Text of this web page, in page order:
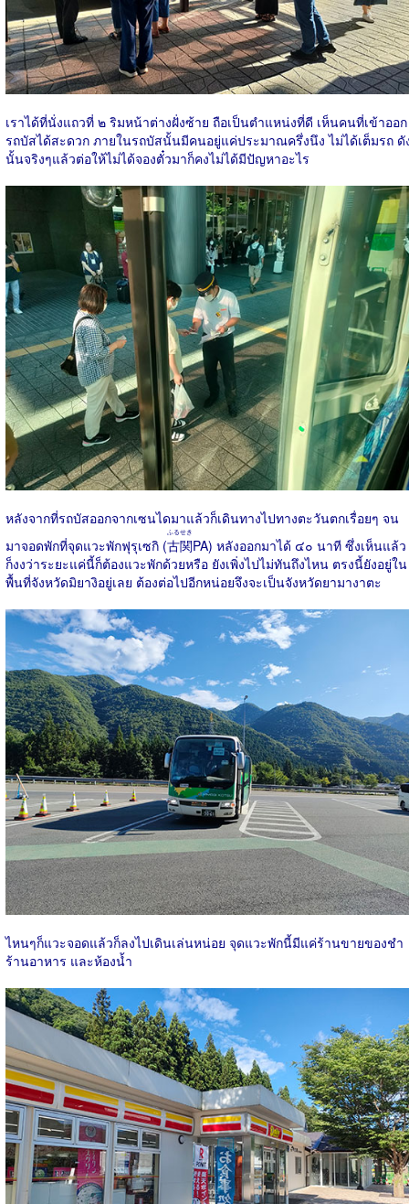
เราได้ที่นั่งแถวที่ ๒ ริมหน้าต่างฝั่งซ้าย ถือเป็นตำแหน่งที่ดี เห็นคนที่เข้าออก
รถบัสได้สะดวก ภายในรถบัสนั้นมีคนอยู่แค่ประมาณครึ่งนึง ไม่ได้เต็มรถ ดั
นั้นจริงๆแล้วต่อให้ไม่ได้จองตั๋วมาก็คงไม่ได้มีปัญหาอะไร
หลังจากที่รถบัสออกจากเซนไดมาแล้วก็เดินทางไปทางตะวันตกเรื่อยๆ จน
มาจอดพักที่จุดแวะพักฟุรุเซกิ (古関
ふるせき
PA) หลังออกมาได้ ๔๐ นาที ซึ่งเห็นแล้ว
ก็งงว่าระยะแค่นี้ก็ต้องแวะพักด้วยหรือ ยังเพิ่งไปไม่ทันถึงไหน ตรงนี้ยังอยู่ใน
พื้นที่จังหวัดมิยางิอยู่เลย ต้องต่อไปอีกหน่อยจึงจะเป็นจังหวัดยามางาตะ
ไหนๆก็แวะจอดแล้วก็ลงไปเดินเล่นหน่อย จุดแวะพักนี้มีแค่ร้านขายของชำ
ร้านอาหาร และห้องน้ำ